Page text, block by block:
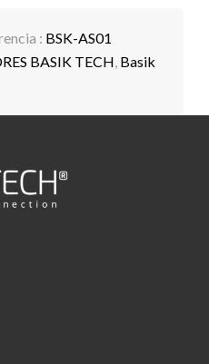
: BSK-AS01
BASIK TECH, Basik